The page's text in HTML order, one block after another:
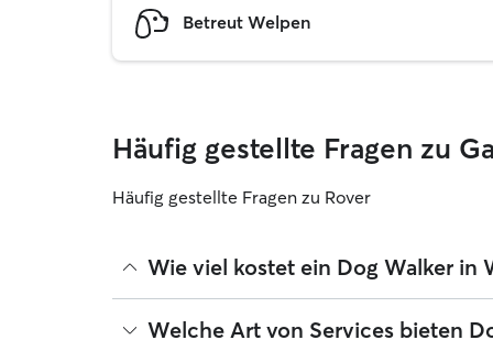
Betreut Welpen
Häufig gestellte Fragen zu
Häufig gestellte Fragen zu Rover
Wie viel kostet ein Dog Walker in
Dog Walker können ihre Preise bei Rover frei
betragen seit August 2026 etwa 13 pro Gassi-
Welche Art von Services bieten